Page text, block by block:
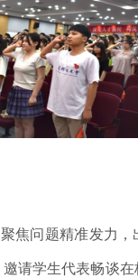
焦问题精准发力
邀请学生代表畅谈在